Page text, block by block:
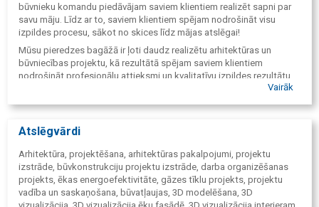
būvnieku komandu piedāvājam saviem klientiem realizēt sapni par
savu māju. Līdz ar to, saviem klientiem spējam nodrošināt visu
izpildes procesu, sākot no skices līdz mājas atslēgai!​
Mūsu pieredzes bagāžā ir ļoti daudz realizētu arhitektūras un
būvniecības projektu, kā rezultātā spējam saviem klientiem
nodrošināt profesionālu attieksmi un kvalitatīvu izpildes rezultātu.
Vairāk
Atslēgvārdi
Arhitektūra, projektēšana, arhitektūras pakalpojumi, projektu
izstrāde, būvkonstrukciju projektu izstrāde, darba organizēšanas
projekts, ēkas energoefektivitāte, gāzes tīklu projekts, projektu
vadība un saskaņošana, būvatļaujas, 3D modelēšana, 3D